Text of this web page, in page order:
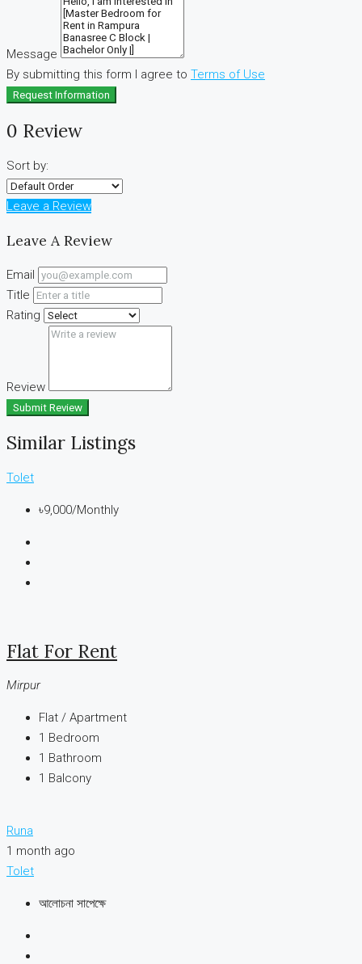
Message
By submitting this form I agree to Terms of Use
Request Information
0 Review
Sort by:
Leave a Review
Leave A Review
Email
Title
Rating
Review
Submit Review
Similar Listings
Tolet
৳9,000/Monthly
Flat For Rent
Mirpur
Flat / Apartment
1 Bedroom
1 Bathroom
1 Balcony
Runa
1 month ago
Tolet
আলোচনা সাপেক্ষে